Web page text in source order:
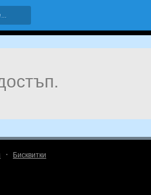
· Бисквитки